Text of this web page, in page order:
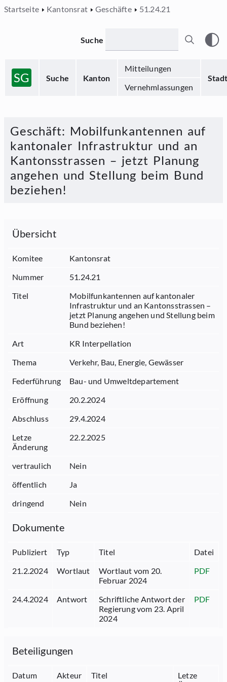
Startseite Kantonsrat Geschäfte 51.24.21
SG Suche Kanton
Mitteilungen
Stadt
Vernehmlassungen
Suche
Geschäft: Mobilfunkantennen auf
kantonaler Infrastruktur und an
Kantonsstrassen – jetzt Planung
angehen und Stellung beim Bund
beziehen!
Übersicht
Komitee
Kantonsrat
Nummer
51.24.21
Titel
Mobilfunkantennen auf kantonaler
Infrastruktur und an Kantonsstrassen –
jetzt Planung angehen und Stellung beim
Bund beziehen!
Art
KR Interpellation
Thema
Verkehr, Bau, Energie, Gewässer
Federführung
Bau- und Umweltdepartement
Eröffnung
20.2.2024
Abschluss
29.4.2024
Letze
Änderung
22.2.2025
vertraulich
Nein
öffentlich
Ja
dringend
Nein
Dokumente
Publiziert Typ Titel
Datei
21.2.2024
Wortlaut
Wortlaut vom 20.
Februar 2024
PDF
24.4.2024 Antwort
Schriftliche Antwort der
Regierung vom 23. April
2024
PDF
Beteiligungen
Datum Akteur Titel
Letze